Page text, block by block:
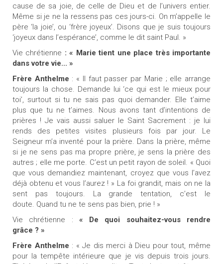
cause de sa joie, de celle de Dieu et de l’univers entier.
Même si je ne la ressens pas ces jours-ci. On m’appelle le
père ‘la joie’, ou ‘frère joyeux’. Disons que je suis toujours
‘joyeux dans l’espérance’, comme le dit saint Paul. »
Vie chrétienne : « Marie tient une place très importante
dans votre vie... »
Frère Anthelme : « Il faut passer par Marie ; elle arrange
toujours la chose. Demande lui ‘ce qui est le mieux pour
toi’, surtout si tu ne sais pas quoi demander. Elle t’aime
plus que tu ne t’aimes. Nous avons tant d’intentions de
prières ! Je vais aussi saluer le Saint Sacrement : je lui
rends des petites visites plusieurs fois par jour. Le
Seigneur m’a inventé pour la prière. Dans la prière, même
si je ne sens pas ma propre prière, je sens la prière des
autres ; elle me porte. C’est un petit rayon de soleil. « Quoi
que vous demandiez maintenant, croyez que vous l’avez
déjà obtenu et vous l’aurez ! » La foi grandit, mais on ne la
sent pas toujours. La grande tentation, c’est le
doute. Quand tu ne te sens pas bien, prie ! »
Vie chrétienne : « De quoi souhaitez-vous rendre
grâce ? »
Frère Anthelme : « Je dis merci à Dieu pour tout, même
pour la tempête intérieure que je vis depuis trois jours.